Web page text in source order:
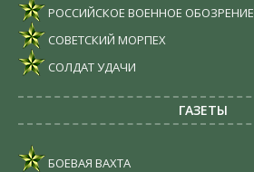
РОССИЙСКОЕ ВОЕННОЕ ОБОЗРЕНИЕ
СОВЕТСКИЙ МОРПЕХ
СОЛДАТ УДАЧИ
ГАЗЕТЫ
БОЕВАЯ ВАХТА